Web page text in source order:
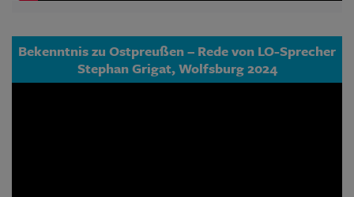
Bekenntnis zu Ostpreußen – Rede von LO-Sprecher
Stephan Grigat, Wolfsburg 2024